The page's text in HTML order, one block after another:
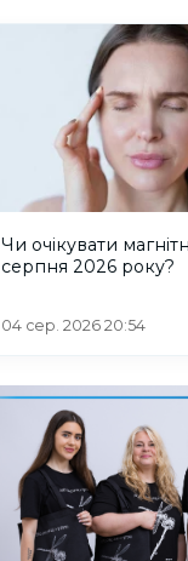
Чи очікувати
серпня 2026 року?
04 сер. 2026 20:54